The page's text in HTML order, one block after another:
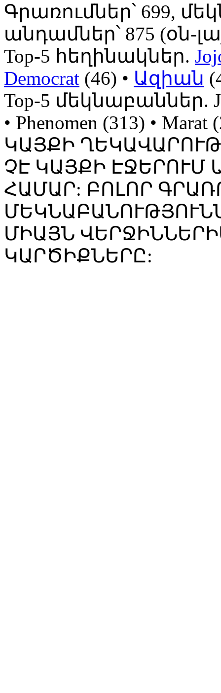
Գրառումներ՝ 699,
անդամներ՝ 875 (օն-
Top-5 հեղինակներ.
Democrat (46) • Ազիան
Top-5 մեկնաբաններ.
• Phenomen (313) •
ԿԱՅՔԻ
ՉԷ ԿԱՅՔԻ
ՀԱՄԱՐ: ԲՈԼՈՐ
ՄԻԱՅՆ
ԿԱՐԾԻՔՆԵՐԸ: